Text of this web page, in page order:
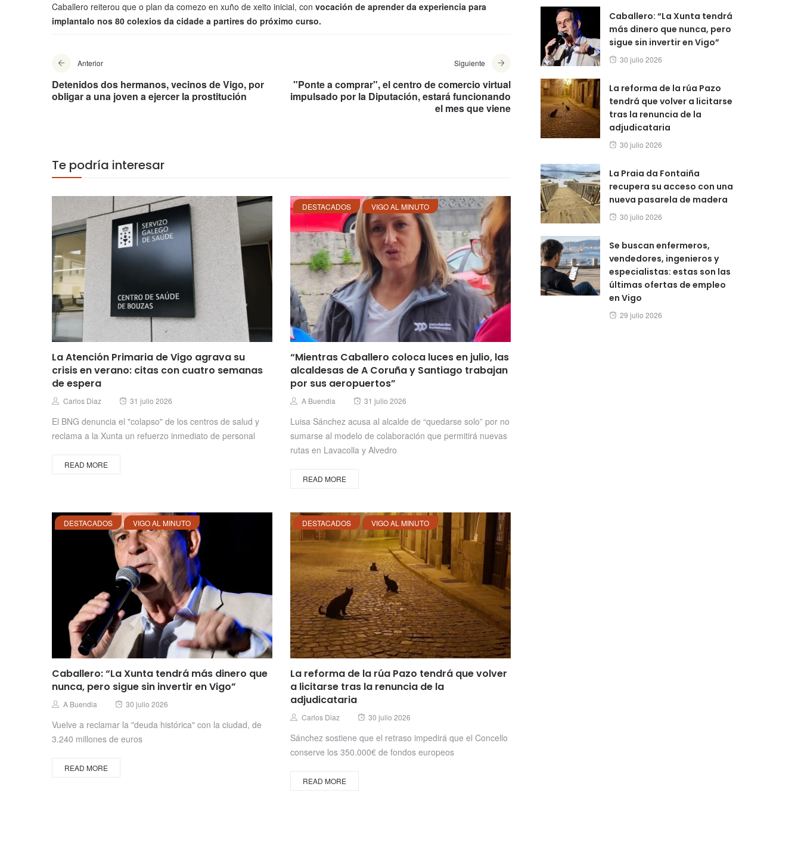
Caballero reiterou que o plan da comezo en xuño de xeito inicial, con vocación de aprender da experiencia para
implantalo nos 80 colexios da cidade a partires do próximo curso.
Anterior
Detenidos dos hermanos, vecinos de Vigo, por
obligar a una joven a ejercer la prostitución
Siguiente
"Ponte a comprar", el centro de comercio virtual
impulsado por la Diputación, estará funcionando
el mes que viene
Te podría interesar
La Atención Primaria de Vigo agrava su
crisis en verano: citas con cuatro semanas
de espera
Author
Carlos Diaz
Posted
31 julio 2026
El BNG denuncia el "colapso" de los centros de salud y
reclama a la Xunta un refuerzo inmediato de personal
READ MORE
DESTACADOS VIGO AL MINUTO
“Mientras Caballero coloca luces en julio, las
alcaldesas de A Coruña y Santiago trabajan
por sus aeropuertos”
Author
A Buendia
Posted
31 julio 2026
Luisa Sánchez acusa al alcalde de “quedarse solo” por no
sumarse al modelo de colaboración que permitirá nuevas
rutas en Lavacolla y Alvedro
READ MORE
DESTACADOS VIGO AL MINUTO
Caballero: “La Xunta tendrá más dinero que
nunca, pero sigue sin invertir en Vigo”
Author
A Buendia
Posted
30 julio 2026
Vuelve a reclamar la "deuda histórica" con la ciudad, de
3.240 millones de euros
READ MORE
DESTACADOS VIGO AL MINUTO
La reforma de la rúa Pazo tendrá que volver
a licitarse tras la renuncia de la
adjudicataria
Author
Carlos Diaz
Posted
30 julio 2026
Sánchez sostiene que el retraso impedirá que el Concello
conserve los 350.000€ de fondos europeos
READ MORE
Caballero: “La Xunta tendrá
más dinero que nunca, pero
sigue sin invertir en Vigo”
Posted
30 julio 2026
La reforma de la rúa Pazo
tendrá que volver a licitarse
tras la renuncia de la
adjudicataria
Posted
30 julio 2026
La Praia da Fontaiña
recupera su acceso con una
nueva pasarela de madera
Posted
30 julio 2026
Se buscan enfermeros,
vendedores, ingenieros y
especialistas: estas son las
últimas ofertas de empleo
en Vigo
Posted
29 julio 2026